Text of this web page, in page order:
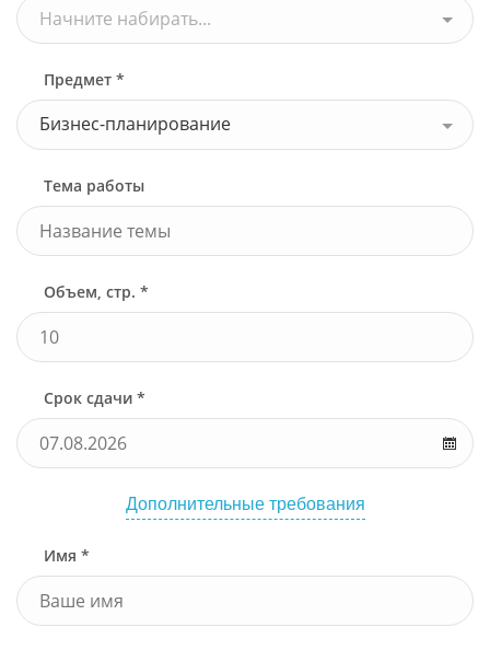
Начните набирать...
Предмет *
Бизнес-планирование
Тема работы
Объем, стр. *
Срок сдачи *
Дополнительные требования
Имя *